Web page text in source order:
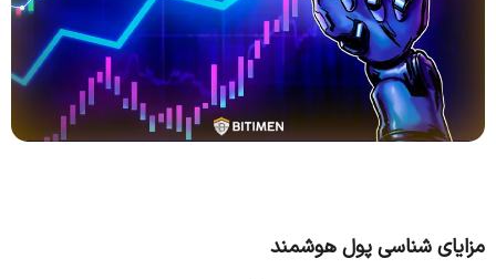
مزایای شناسی پول هوشمند